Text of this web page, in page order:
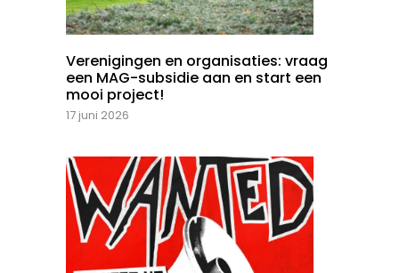
Verenigingen en organisaties: vraag
een MAG-subsidie aan en start een
mooi project!
17 juni 2026